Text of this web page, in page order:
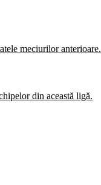
meciurilor anterioare.
din această ligă.